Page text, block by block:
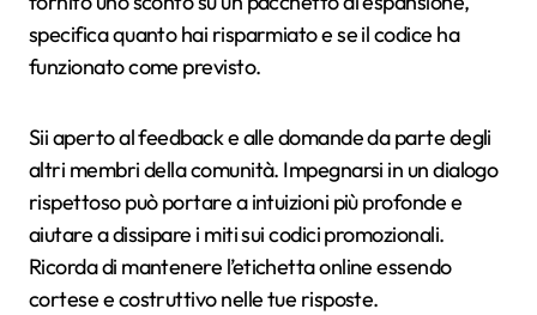
specifica quanto hai risparmiato e se il codice ha
funzionato come previsto.
Sii aperto al feedback e alle domande da parte degli
altri membri della comunità. Impegnarsi in un dialogo
rispettoso può portare a intuizioni più profonde e
aiutare a dissipare i miti sui codici promozionali.
Ricorda di mantenere l’etichetta online essendo
cortese e costruttivo nelle tue risposte.